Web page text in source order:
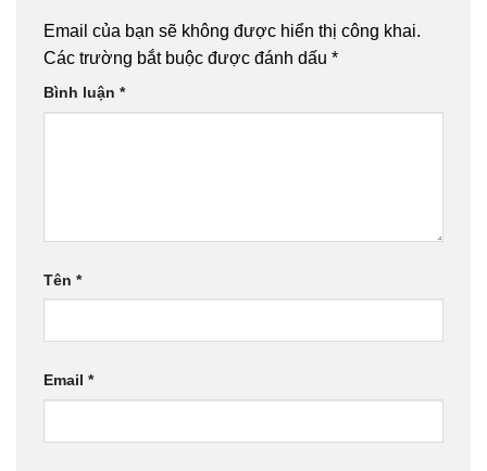
Email của bạn sẽ không được hiển thị công khai.
Các trường bắt buộc được đánh dấu *
Bình luận *
Tên *
Email *